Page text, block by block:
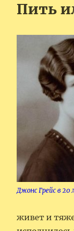
Пить
Джонс Грейс в 20
живет и